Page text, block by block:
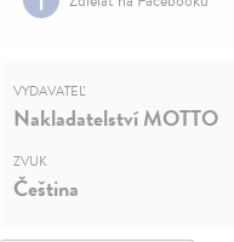
VYDAVATEĽ
Nakladatelství MOTTO
ZVUK
Čeština